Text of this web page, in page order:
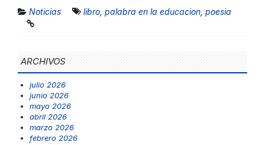
Noticias libro, palabra en la educacion, poesia
ARCHIVOS
julio 2026
junio 2026
mayo 2026
abril 2026
marzo 2026
febrero 2026